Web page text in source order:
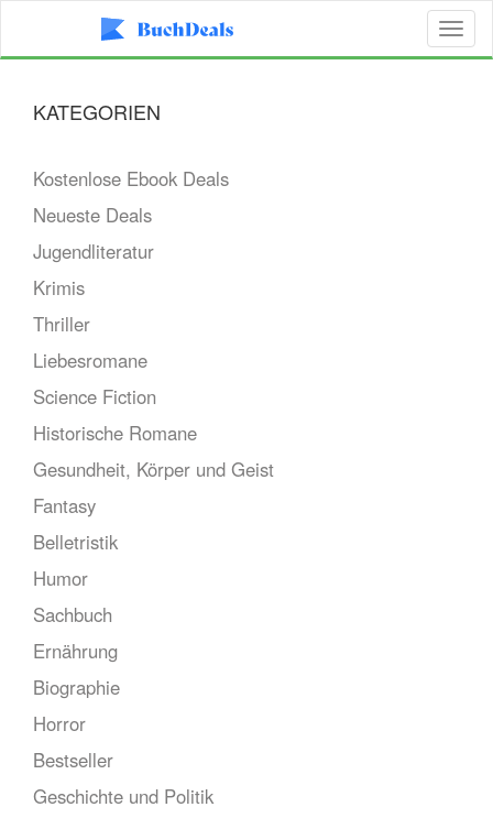
KATEGORIEN
Kostenlose Ebook Deals
Neueste Deals
Jugendliteratur
Krimis
Thriller
Liebesromane
Science Fiction
Historische Romane
Gesundheit, Körper und Geist
Fantasy
Belletristik
Humor
Sachbuch
Ernährung
Biographie
Horror
Bestseller
Geschichte und Politik